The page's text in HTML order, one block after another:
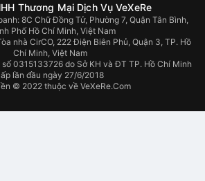
Thương Mại Dịch Vụ VeXeRe
8C Chữ Đồng Tử, Phường 7, Quận Tân Bình,
Phố Hồ Chí Minh, Việt Nam
nhà CirCO, 222 Điện Biên Phủ, Quận 3, TP. Hồ
Chí Minh, Việt Nam
0315133726 do Sở KH và ĐT TP. Hồ Chí Minh
lần đầu ngày 27/6/2018
© 2022 thuộc về VeXeRe.Com